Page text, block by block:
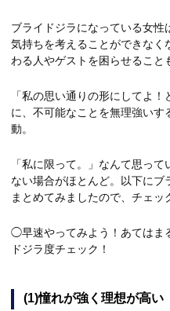
ブライドジラになっている女
気持ちを考えることができなく
わる人やゲストを困らせること
「私の思い通りの形にしてよ
に、不可能なことを無理強い
動。
「私に限って。」なんて思っ
ない場合がほとんど。以下に
まとめてみましたので、チェ
◯早速やってみよう！あてはま
ドジラ度チェック！
(1)憧れが強く理想が高い